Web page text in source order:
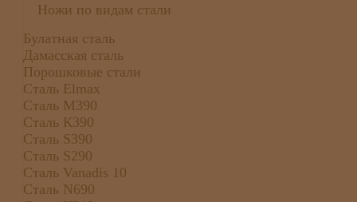
Ножи по видам стали
Булатная сталь
Дамасская сталь
Порошковые стали
Сталь Elmax
Сталь М390
Сталь К390
Сталь S390
Сталь S290
Сталь Vanadis 10
Сталь N690